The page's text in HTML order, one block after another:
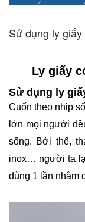
Sử dụng ly
Ly giấy
Sử dụng ly
Cuốn theo nhịp
lớn mọi người
sống. Bởi thế,
inox… người ta
dùng 1 lần nhằm